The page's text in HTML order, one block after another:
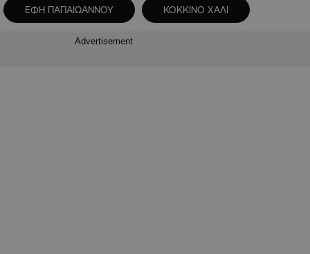
ΕΦΗ ΠΑΠΑΙΩΑΝΝΟΥ ΚΟΚΚΙΝΟ ΧΑΛΙ
Advertisement